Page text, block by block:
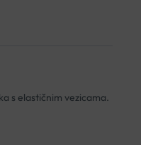
s elastičnim vezicama.